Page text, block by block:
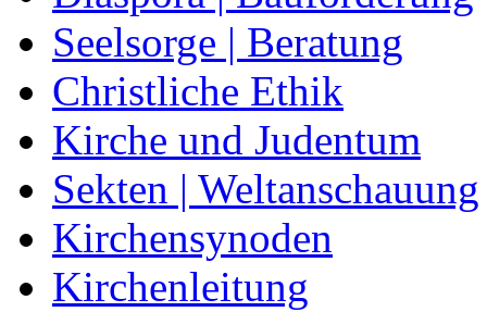
Seelsorge | Beratung
Christliche Ethik
Kirche und Judentum
Sekten | Weltanschauung
Kirchensynoden
Kirchenleitung